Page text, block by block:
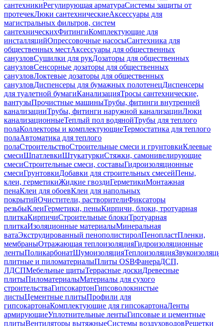
сантехникиРегулирующая арматураСистемы защиты от
протечекЛюки сантехническиеАксессуары для
магистральных фильтров, систем
сантехническихФитингиКомплектующие для
инсталляцийОпрессовочные насосыСантехника для
общественных местАксессуары для общественных
санузловСушилки для рукДозаторы для общественных
санузловСенсорные дозаторы для общественных
санузловЛоктевые дозаторы для общественных
санузловДиспенсеры для бумажных полотенецДиспенсеры
для туалетной бумагиКанализацияТросы сантехнические,
вантузыПрочистные машиныТрубы, фитинги внутренней
канализацииТрубы, фитинги наружной канализацииЛюки
канализационныеТеплый пол водянойТрубы для теплого
полаКоллекторы и комплектующиеТермостатика для теплого
полаАвтоматика для теплого
полаСтроительствоСтроительные смеси и грунтовкиКлеевые
смесиШпатлевкиШтукатуркиСтяжки, самонивелирующие
смесиСтроительные смеси, составыГидроизоляционные
смесиГрунтовкиДобавки для строительных смесейПены,
клеи, герметикиЖидкие гвоздиГерметикиМонтажная
пенаКлеи для обоевКлеи для напольных
покрытийОчистители, растворителиФиксаторы
резьбыКлеиГерметики, пеныКирпичи, блоки, тротуарная
плиткаКирпичиСтроительные блокиТротуарная
плиткаИзоляционные материалыМинеральная
ватаЭкструдированный пенополистиролПенопластПленки,
мембраныОтражающая теплоизоляцияГидроизоляционные
лентыПоликарбонатШумоизоляцияТеплоизоляция
плитные и пиломатериалыПлиты OSBФанераДСП,
ЛДСПМебельные щитыТеррасные доскиДревесные
плитыПиломатериалыМатериалы для сухого
строительстваГипсокартонГипсоволокнистые
листыЦементные плитыПрофили для
гипсокартонаКомплектующие для гипсокартонаЛенты
армирующиеУплотнительные лентыГипсовые и цементные
плитыВентиляторы вытяжныеСистемы воздуховодовРешетки